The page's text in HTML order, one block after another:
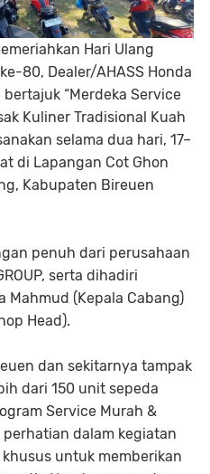
Hari Ulang
80, Dealer/AHASS Honda
“Merdeka Service
Kuliner Tradisional Kuah
selama dua hari, 17–
di Lapangan Cot Ghon
Kabupaten Bireuen
penuh dari perusahaan
serta dihadiri
Mahmud (Kepala Cabang)
Head).
dan sekitarnya tampak
dari 150 unit sepeda
Service Murah &
dalam kegiatan
untuk memberikan